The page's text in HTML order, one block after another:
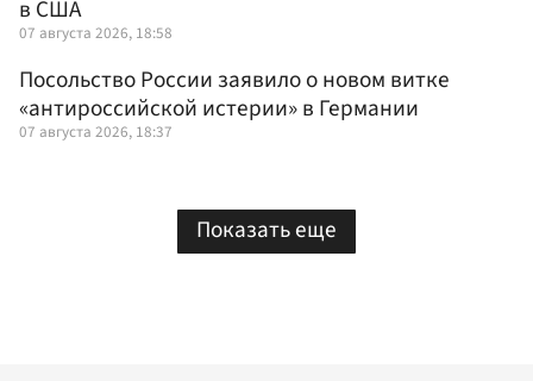
в США
07 августа 2026, 18:58
Посольство России заявило о новом витке
«антироссийской истерии» в Германии
07 августа 2026, 18:37
Показать еще